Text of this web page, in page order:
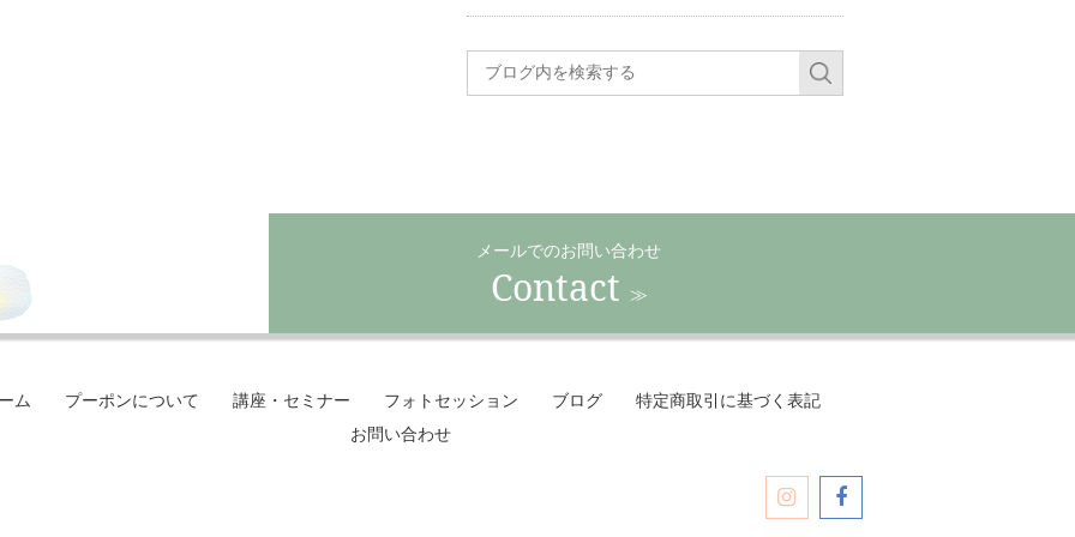
メールでのお問い合わせ
Contact ≫
ム プーポンについて 講座・セミナー フォトセッション ブログ
特定商取引に基づく表記
お問い合わせ